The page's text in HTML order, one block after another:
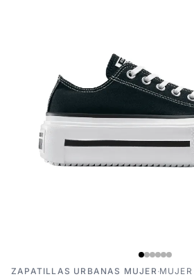
ZAPATILLAS URBANAS MUJER·MUJER